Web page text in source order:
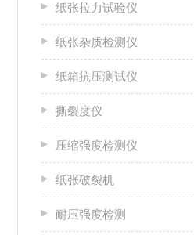
纸张拉力试验仪
纸张杂质检测仪
纸箱抗压测试仪
撕裂度仪
压缩强度检测仪
纸张破裂机
耐压强度检测